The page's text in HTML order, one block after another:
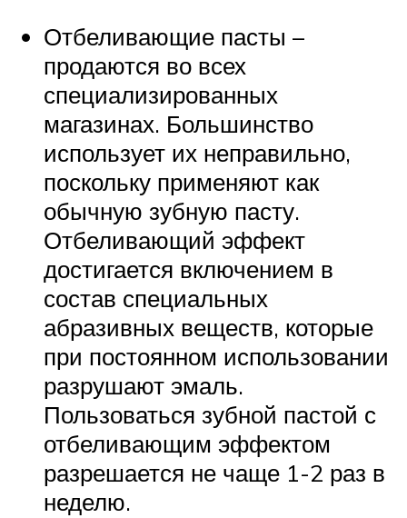
Отбеливающие пасты –
продаются во всех
специализированных
магазинах. Большинство
использует их неправильно,
поскольку применяют как
обычную зубную пасту.
Отбеливающий эффект
достигается включением в
состав специальных
абразивных веществ, которые
при постоянном использовании
разрушают эмаль.
Пользоваться зубной пастой с
отбеливающим эффектом
разрешается не чаще 1-2 раз в
неделю.